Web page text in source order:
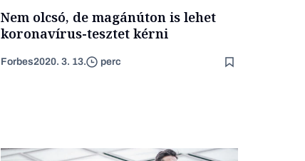
Nem olcsó, de magánúton is lehet
koronavírus-tesztet kérni
Forbes2020. 3. 13. perc